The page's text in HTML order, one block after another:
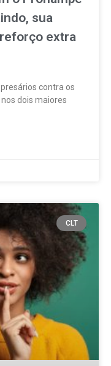
sua
extra
contra os
dois maiores
CLT